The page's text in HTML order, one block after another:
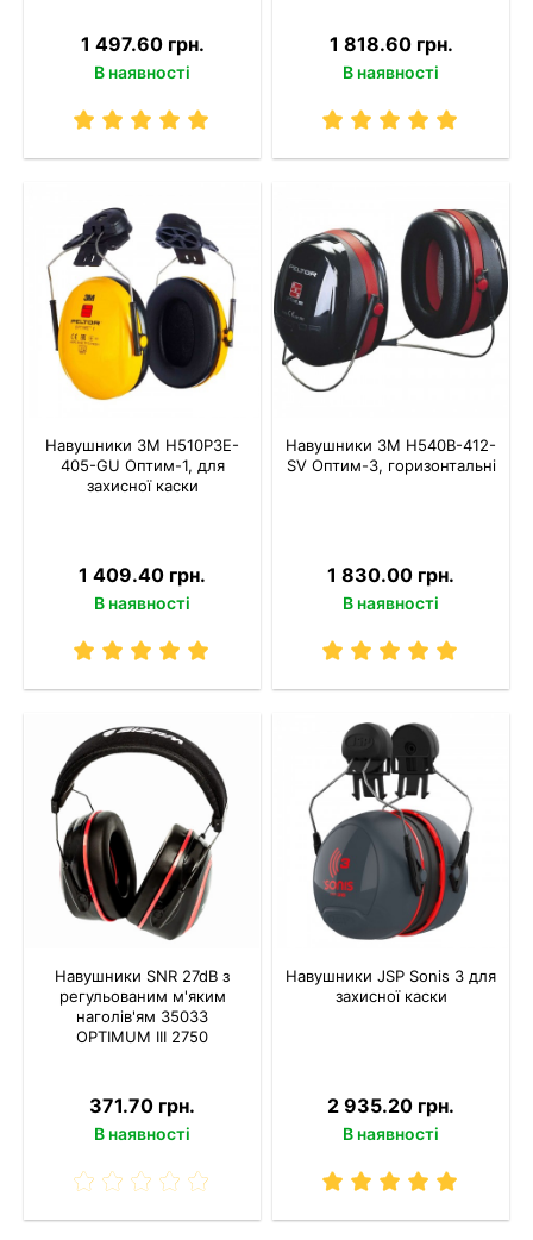
1 497.60 грн.
В наявності
1 818.60 грн.
В наявності
Навушники 3M H510P3E-
405-GU Оптим-1, для
захисної каски
1 409.40 грн.
В наявності
Навушники 3M H540B-412-
SV Оптим-3, горизонтальні
1 830.00 грн.
В наявності
Навушники SNR 27dB з
регульованим м'яким
наголів'ям 35033
OPTIMUM III 2750
371.70 грн.
В наявності
Навушники JSP Sonis 3 для
захисної каски
2 935.20 грн.
В наявності